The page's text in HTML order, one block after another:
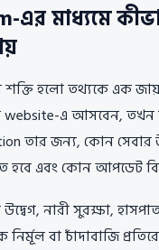
এর মাধ্যমে
শক্তি হলো তথ্যকে এক
website-এ আসবেন, তখন
তার জন্য, কোন সেবার
এবং কোন আপডেট
নারী সুরক্ষা,
নির্মূল বা চাঁদাবাজি